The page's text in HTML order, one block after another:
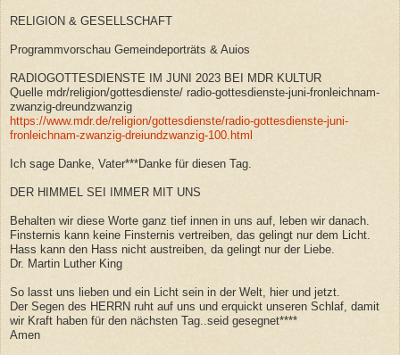
RELIGION & GESELLSCHAFT
Programmvorschau Gemeindeporträts & Auios
RADIOGOTTESDIENSTE IM JUNI 2023 BEI MDR KULTUR
Quelle mdr/religion/gottesdienste/ radio-gottesdienste-juni-fronleichnam-
zwanzig-dreundzwanzig
https://www.mdr.de/religion/gottesdienste/radio-gottesdienste-juni-
fronleichnam-zwanzig-dreiundzwanzig-100.html
Ich sage Danke, Vater***Danke für diesen Tag.
DER HIMMEL SEI IMMER MIT UNS
Behalten wir diese Worte ganz tief innen in uns auf, leben wir danach.
Finsternis kann keine Finsternis vertreiben, das gelingt nur dem Licht.
Hass kann den Hass nicht austreiben, da gelingt nur der Liebe.
Dr. Martin Luther King
So lasst uns lieben und ein Licht sein in der Welt, hier und jetzt.
Der Segen des HERRN ruht auf uns und erquickt unseren Schlaf, damit
wir Kraft haben für den nächsten Tag..seid gesegnet****
Amen